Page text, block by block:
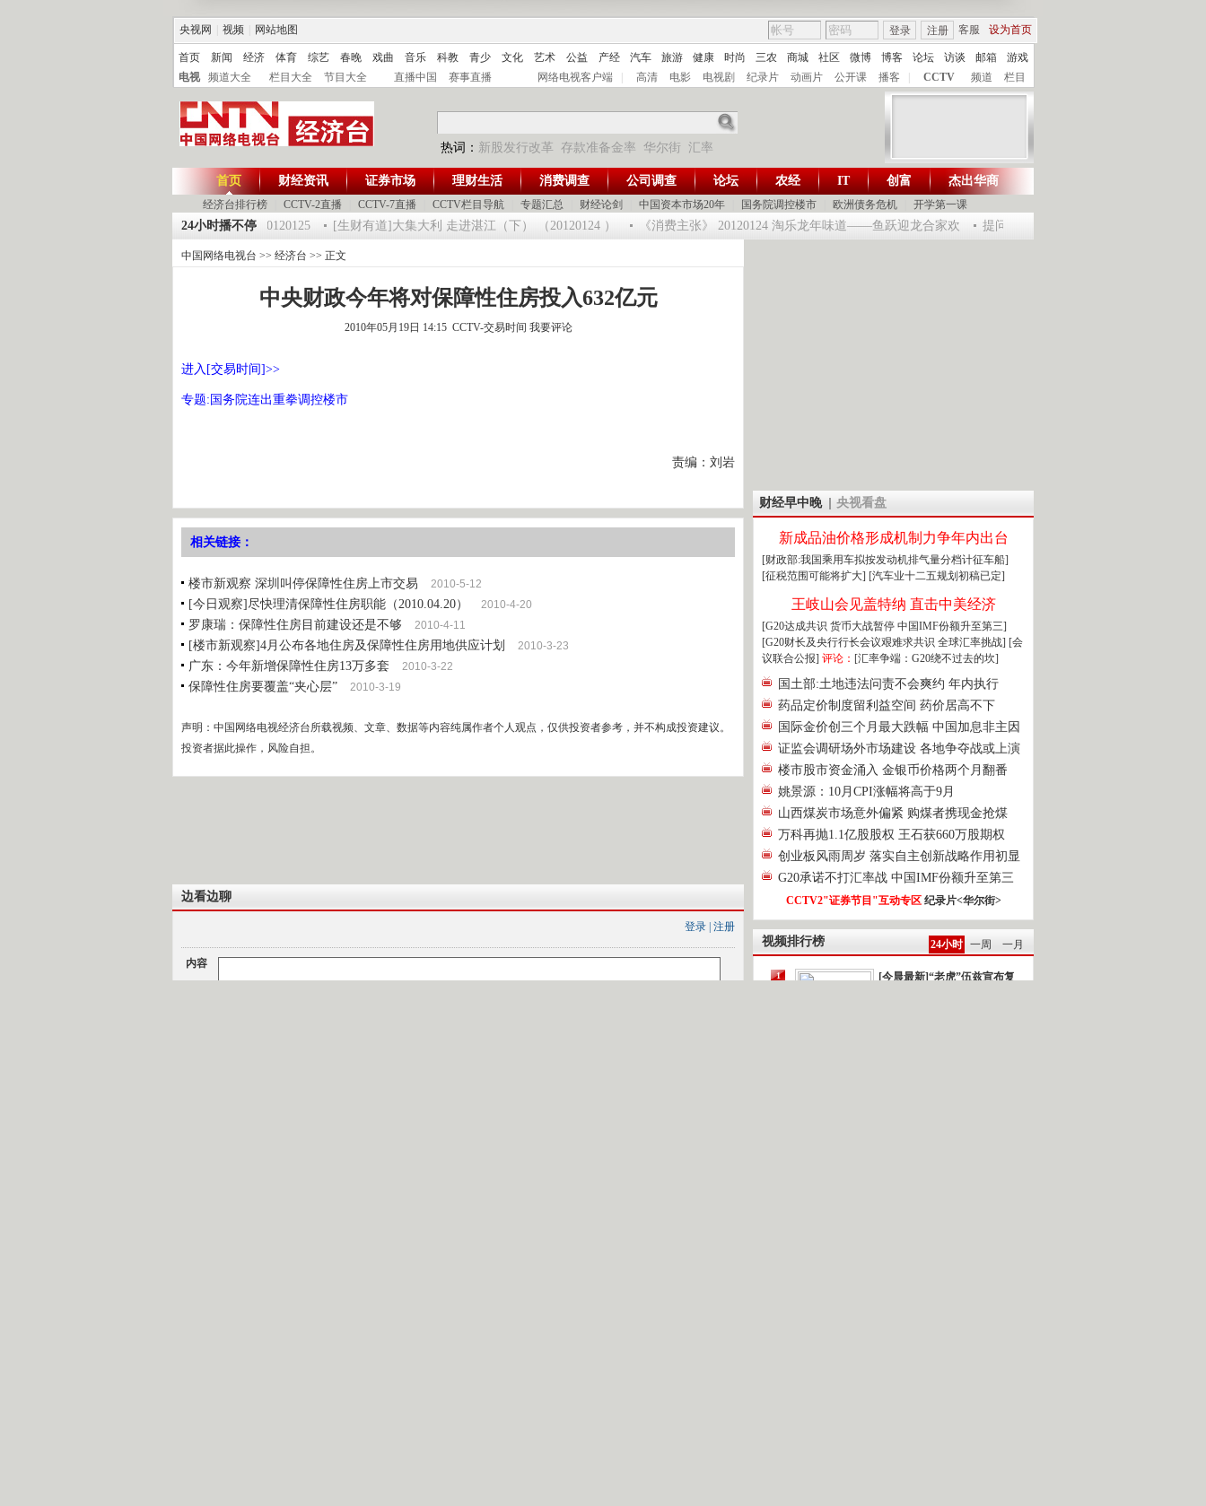
央视网 视频 网站地图 客服 设为首页
登录 注册
首页 新闻 经济 体育 综艺 春晚 戏曲 音乐 科教 青少 文化 艺术 公益 产经 汽车 旅游 健康 时尚 三农 商城 社区 微博 博客 论坛 访谈 邮箱
游戏
电视
频道大全 栏目大全 节目大全 直播中国 赛事直播 网络电视客户端 | 高清 电影 电视剧 纪录片 动画片 公开课 播客 | CCTV 频道 栏目
热词： 新股发行改革 存款准备金率 华尔街 汇率
财智生活 一键通达
首页
经济台排行榜 CCTV-2直播 CCTV-7直播 CCTV栏目导航 专题汇总 财经论剑 中国资本市场20年 国务院调控楼市 欧洲债务危机 开学第一课
财经资讯 证券市场 理财生活 消费调查 公司调查 论坛 农经 IT 创富 杰出华商
24小时播不停
《第一时间》 20120125 [生财有道]大集大利 走进湛江（下） （20120124 ） 《消费主张》 20120124 淘乐龙年味道——鱼跃迎龙合家欢 提问2012：机遇与悬念共存
中国网络电视台 >> 经济台 >> 正文
中央财政今年将对保障性住房投入632亿元
2010年05月19日 14:15 CCTV-交易时间 我要评论
进入[交易时间]>>
专题:国务院连出重拳调控楼市
责编：刘岩
相关链接：
楼市新观察 深圳叫停保障性住房上市交易 2010-5-12
[今日观察]尽快理清保障性住房职能（2010.04.20） 2010-4-20
罗康瑞：保障性住房目前建设还是不够 2010-4-11
[楼市新观察]4月公布各地住房及保障性住房用地供应计划 2010-3-23
广东：今年新增保障性住房13万多套 2010-3-22
保障性住房要覆盖“夹心层” 2010-3-19
声明：中国网络电视经济台所载视频、文章、数据等内容纯属作者个人观点，仅供投资者参考，并不构成投资建议。
投资者据此操作，风险自担。
边看边聊
登录 | 注册
内容
财经早中晚 央视看盘
新成品油价格形成机制力争年内出台
[财政部:我国乘用车拟按发动机排气量分档计征车船]
[征税范围可能将扩大] [汽车业十二五规划初稿已定]
王岐山会见盖特纳 直击中美经济
[G20达成共识 货币大战暂停 中国IMF份额升至第三]
[G20财长及央行行长会议艰难求共识 全球汇率挑战] [会
议联合公报] 评论： [汇率争端：G20绕不过去的坎]
国土部:土地违法问责不会爽约 年内执行
药品定价制度留利益空间 药价居高不下
国际金价创三个月最大跌幅 中国加息非主因
证监会调研场外市场建设 各地争夺战或上演
楼市股市资金涌入 金银币价格两个月翻番
姚景源：10月CPI涨幅将高于9月
山西煤炭市场意外偏紧 购煤者携现金抢煤
万科再抛1.1亿股股权 王石获660万股期权
创业板风雨周岁 落实自主创新战略作用初显
G20承诺不打汇率战 中国IMF份额升至第三
CCTV2"证券节目"互动专区 纪录片<华尔街>
视频排行榜 24小时 一周 一月
1
[今晨最新]“老虎”伍兹宣布复